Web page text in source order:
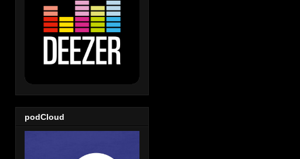
podCloud